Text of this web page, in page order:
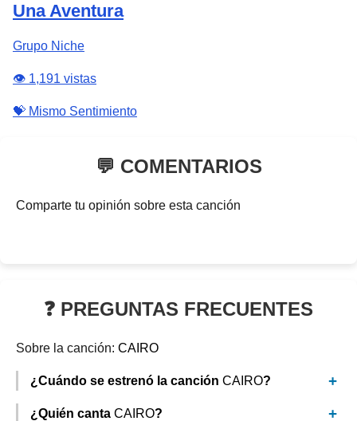
Una Aventura
Grupo Niche
👁️ 1,191 vistas
💝 Mismo Sentimiento
💬 COMENTARIOS
Comparte tu opinión sobre esta canción
❓ PREGUNTAS FRECUENTES
Sobre la canción: CAIRO
¿Cuándo se estrenó la canción CAIRO?
¿Quién canta CAIRO?